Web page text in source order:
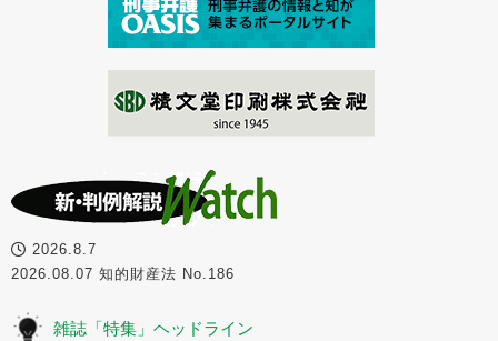
2026.8.7
2026.08.07 知的財産法 No.186
雑誌「特集」ヘッドライン